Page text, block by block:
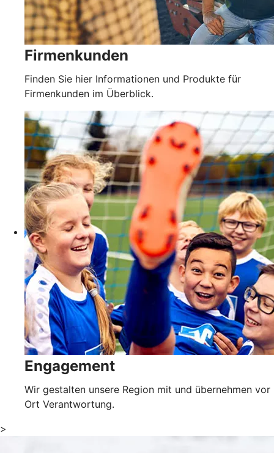
Firmenkunden
Finden Sie hier Informationen und Produkte für
Firmenkunden im Überblick.
Engagement
Wir gestalten unsere Region mit und übernehmen vor
Ort Verantwortung.
>